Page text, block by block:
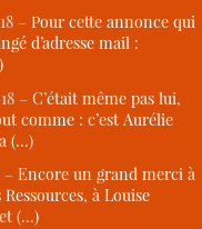
–Pour cette annonce qui
d’adresse mail :
–C’était même pas lui,
comme : c’est Aurélie
(…)
–Encore un grand merci à
Ressources, à Louise
(…)